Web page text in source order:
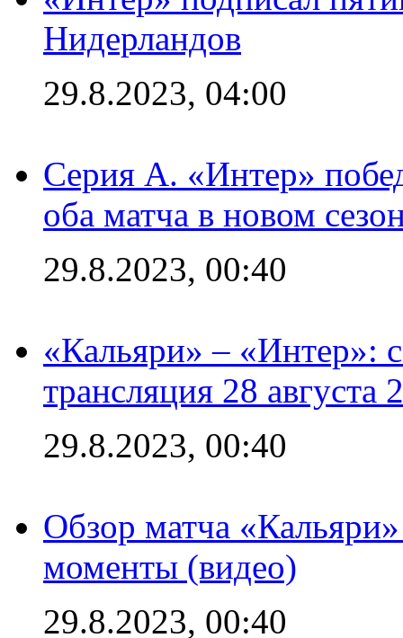
Нидерландов
29.8.2023, 04:00
Серия А. «Интер»
оба матча в новом
29.8.2023, 00:40
«Кальяри» – «Интер»:
трансляция 28 августа
29.8.2023, 00:40
Обзор матча
моменты (видео)
29.8.2023, 00:40